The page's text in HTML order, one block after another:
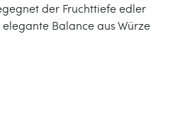
der Fruchttiefe edler
Balance aus Würze